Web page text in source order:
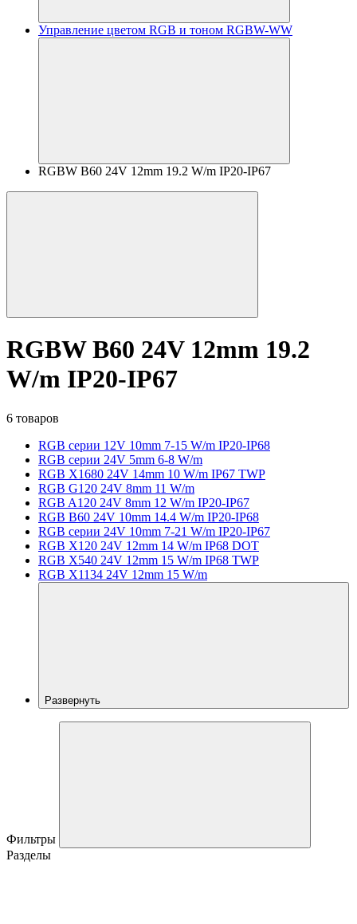
Управление цветом RGB и тоном RGBW-WW
RGBW B60 24V 12mm 19.2 W/m IP20-IP67
RGBW B60 24V 12mm 19.2
W/m IP20-IP67
6 товаров
RGB серии 12V 10mm 7-15 W/m IP20-IP68
RGB серии 24V 5mm 6-8 W/m
RGB X1680 24V 14mm 10 W/m IP67 TWP
RGB G120 24V 8mm 11 W/m
RGB A120 24V 8mm 12 W/m IP20-IP67
RGB B60 24V 10mm 14.4 W/m IP20-IP68
RGB серии 24V 10mm 7-21 W/m IP20-IP67
RGB X120 24V 12mm 14 W/m IP68 DOT
RGB X540 24V 12mm 15 W/m IP68 TWP
RGB X1134 24V 12mm 15 W/m
Развернуть
Фильтры
Разделы